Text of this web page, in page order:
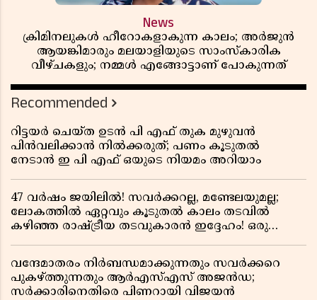
News
ക്രിമിനലുകൾ ഹീറോകളാകുന്ന കാലം; അർജുൻ
ആയങ്കിമാരും മലയാളിയുടെ സാംസ്കാരിക
വീഴ്ചകളും; നമ്മൾ എങ്ങോട്ടാണ് പോകുന്നത്
Recommended
റിട്ടയർ ചെയ്ത ഉടൻ പി എഫ് തുക മുഴുവൻ
പിൻവലിക്കാൻ നിൽക്കരുത്; പണം കൂടുതൽ
നേടാൻ ഇ പി എഫ് ഒയുടെ നിയമം അറിയാം
47 വർഷം ജയിലിൽ! സവർക്കറല്ല, മണ്ടേലയുമല്ല;
ലോകത്തിൽ ഏറ്റവും കൂടുതൽ കാലം തടവിൽ
കഴിഞ്ഞ രാഷ്ട്രീയ തടവുകാരൻ ഇദ്ദേഹം! ഒരു
വന്ദേമാതരം നിർബന്ധമാക്കുന്നതും സവർക്കറെ
പുകഴ്ത്തുന്നതും ആർഎസ്എസ് അജൻഡ;
സർക്കാരിനെതിരെ പിണറായി വിജയൻ